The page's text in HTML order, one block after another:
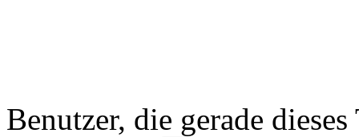
Benutzer, die gerade